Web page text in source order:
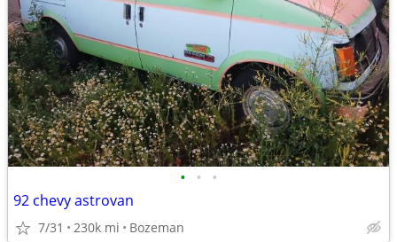
• • •
92 chevy astrovan
7/31 230k mi Bozeman